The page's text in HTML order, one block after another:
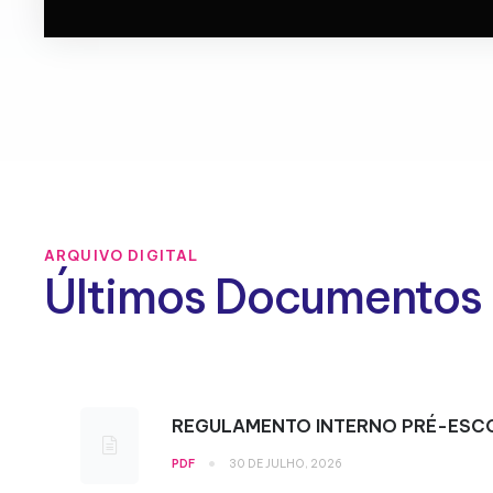
ARQUIVO DIGITAL
Últimos Documentos
REGULAMENTO INTERNO PRÉ-
PDF • 30 DE JULHO, 2026